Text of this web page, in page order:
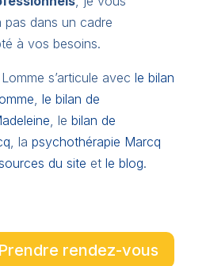
dans un cadre
à vos besoins.
s’articule avec le bilan
, le bilan de
, le bilan de
, la psychothérapie Marcq
du site et le blog.
Prendre rendez-vous